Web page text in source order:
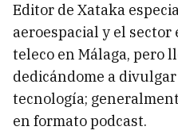
Editor de Xataka
aeroespacial y el sector
teleco en Málaga, pero
dedicándome a
tecnología;
en formato podcast.